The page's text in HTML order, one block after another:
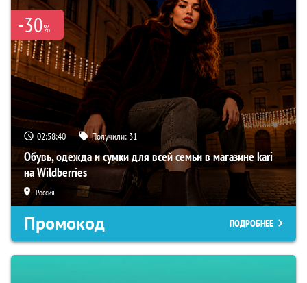
-30%
02:58:39 Получили: 31
Обувь, одежда и сумки для всей семьи в магазине kari
на Wildberries
Россия
Промокод ПОДРОБНЕЕ